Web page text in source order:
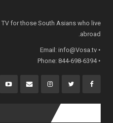
for those South Asians who live
abroad.
• Email:
info@Vosa.tv
• Phone: 844-698-6394